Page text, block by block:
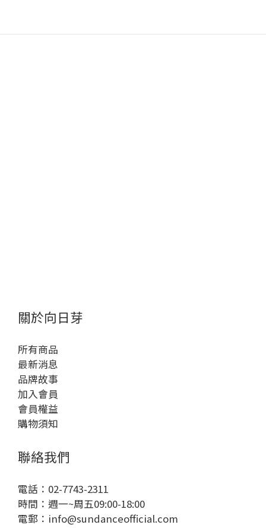
關於向日芽
所有商品
最新消息
品牌故事
加入會員
會員權益
購物須知
聯絡我們
電話：02-7743-2311
時間：週一~周五09:00-18:00
電郵：info@sundanceofficial.com